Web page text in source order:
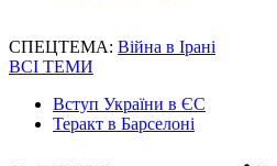
СПЕЦТЕМА: Війна в Ірані
ВСІ ТЕМИ
Вступ України в ЄС
Теракт в Барселоні